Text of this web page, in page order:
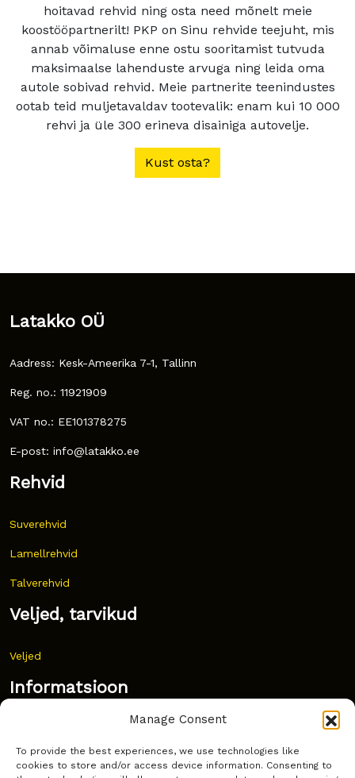
Manage Consent
To provide the best experiences, we use technologies like
cookies to store and/or access device information. Consenting to
hoitavad rehvid ning osta need mõnelt meie
koostööpartnerilt! PKP on Sinu rehvide teejuht, mis
annab võimaluse enne ostu sooritamist tutvuda
maksimaalse lahenduste arvuga ning leida oma
autole sobivad rehvid. Meie partnerite teenindustes
ootab teid muljetavaldav tootevalik: enam kui 10 000
rehvi ja üle 300 erineva disainiga autovelje.
Kust osta?
Latakko OÜ
Aadress: Kesk-Ameerika 7-1, Tallinn
Reg. no.: 11921909
VAT no.: EE101378275
E-post: info@latakko.ee
Rehvid
Suverehvid
Lamellrehvid
Talverehvid
Veljed, tarvikud
Veljed
Informatsioon
Korduma kippuvad küsimused